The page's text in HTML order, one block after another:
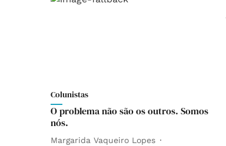
Colunistas
O problema não são os outros. Somos
nós.
Margarida Vaqueiro Lopes